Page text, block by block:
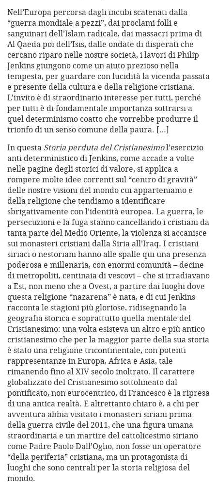
Nell’Europa percorsa dagli incubi scatenati dalla
“guerra mondiale a pezzi”, dai proclami folli e
sanguinari dell’Islam radicale, dai massacri prima di
Al Qaeda poi dell’Isis, dalle ondate di disperati che
cercano riparo nelle nostre società, i lavori di Philip
Jenkins giungono come un aiuto prezioso nella
tempesta, per guardare con lucidità la vicenda passata
e presente della cultura e della religione cristiana.
L’invito è di straordinario interesse per tutti, perché
per tutti è di fondamentale importanza sottrarsi a
quel determinismo coatto che vorrebbe produrre il
trionfo di un senso comune della paura. […]
In questa Storia perduta del Cristianesimol’esercizio
anti deterministico di Jenkins, come accade a volte
nelle pagine degli storici di valore, si applica a
rompere molte idee correnti sul “centro di gravità”
delle nostre visioni del mondo cui apparteniamo e
della religione che tendiamo a identificare
sbrigativamente con l’identità europea. La guerra, le
persecuzioni e la fuga stanno cancellando i cristiani da
tanta parte del Medio Oriente, la violenza si accanisce
sui monasteri cristiani dalla Siria all’Iraq. I cristiani
siriaci o nestoriani hanno alle spalle qui una presenza
poderosa e millenaria, con enormi comunità – decine
di metropoliti, centinaia di vescovi – che si irradiavano
a Est, non meno che a Ovest, a partire dai luoghi dove
questa religione “nazarena” è nata, e di cui Jenkins
racconta le stagioni più gloriose, ridisegnando la
geografia storica e soprattutto quella mentale del
Cristianesimo: una volta esisteva un altro e più antico
cristianesimo che per la maggior parte della sua storia
è stato una religione tricontinentale, con potenti
rappresentanze in Europa, Africa e Asia, tale
rimanendo fino al XIV secolo inoltrato. Il carattere
globalizzato del Cristianesimo sottolineato dal
pontificato, non eurocentrico, di Francesco è la ripresa
di una antica realtà. E altrettanto chiaro è, a chi per
avventura abbia visitato i monasteri siriani prima
della guerra civile del 2011, che una figura umana
straordinaria e un martire del cattolicesimo siriano
come Padre Paolo Dall’Oglio, non fosse un operatore
“della periferia” cristiana, ma un protagonista di
luoghi che sono centrali per la storia religiosa del
mondo.